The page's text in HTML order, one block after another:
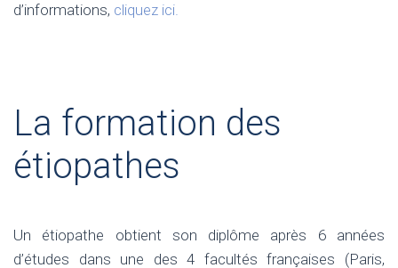
d’informations, cliquez ici.
La formation des
étiopathes
Un étiopathe obtient son diplôme après 6 années
d’études dans une des 4 facultés françaises (Paris,